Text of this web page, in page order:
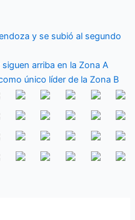
y se subió al segundo
arriba en la Zona A
único líder de la Zona B